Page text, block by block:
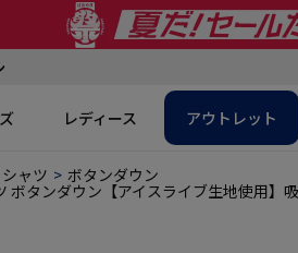
レディース アウトレット
ャツ ボタンダウン
ボタンダウン【アイスライブ生地使用